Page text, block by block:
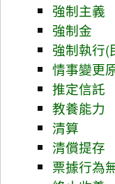
強制主義
強制金
強制執行(
情事變更
推定信託
教養能力
清算
清償提存
票據行為